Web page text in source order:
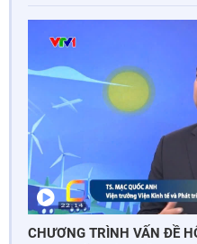
CHƯƠNG TRÌNH VẤN ĐỀ